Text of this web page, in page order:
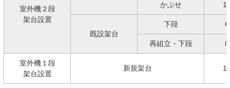
室外機２段
架台設置
かぶせ
既設架台
下段
再組立・下段
室外機１段
架台設置
新規架台